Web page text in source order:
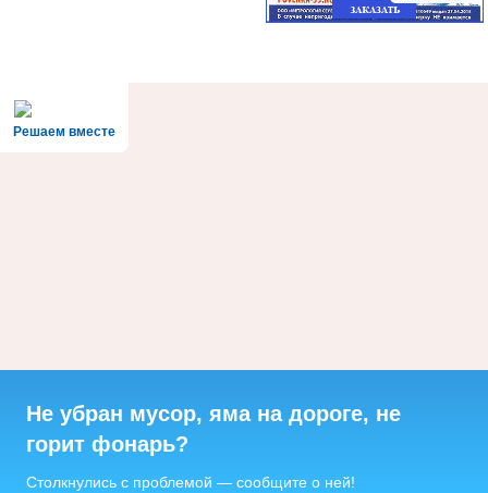
Решаем вместе
Не убран мусор, яма на дороге, не
горит фонарь?
Столкнулись с проблемой — сообщите о ней!